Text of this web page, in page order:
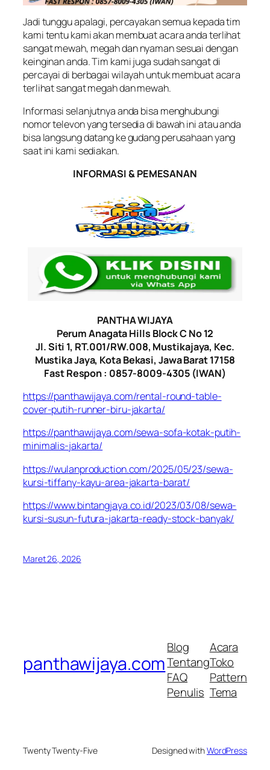
Jadi tunggu apalagi, percayakan semua kepada tim
kami tentu kami akan membuat acara anda terlihat
sangat mewah, megah dan nyaman sesuai dengan
keinginan anda. Tim kami juga sudah sangat di
percayai di berbagai wilayah untuk membuat acara
terlihat sangat megah dan mewah.
Informasi selanjutnya anda bisa menghubungi
nomor televon yang tersedia di bawah ini atau anda
bisa langsung datang ke gudang perusahaan yang
saat ini kami sediakan.
INFORMASI & PEMESANAN
PANTHA WIJAYA
Perum Anagata Hills Block C No 12
Jl. Siti 1, RT.001/RW.008, Mustikajaya, Kec.
Mustika Jaya, Kota Bekasi, Jawa Barat 17158
Fast Respon : 0857-8009-4305 (IWAN)
https://panthawijaya.com/rental-round-table-
cover-putih-runner-biru-jakarta/
https://panthawijaya.com/sewa-sofa-kotak-putih-
minimalis-jakarta/
https://wulanproduction.com/2025/05/23/sewa-
kursi-tiffany-kayu-area-jakarta-barat/
https://www.bintangjaya.co.id/2023/03/08/sewa-
kursi-susun-futura-jakarta-ready-stock-banyak/
Maret 26, 2026
panthawijaya.com
Blog
Tentang
FAQ
Penulis
Acara
Toko
Pattern
Tema
Twenty Twenty-Five Designed withWordPress